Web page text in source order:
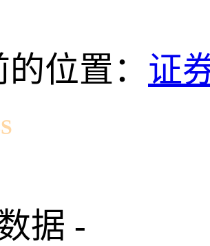
位置： 证
据 -